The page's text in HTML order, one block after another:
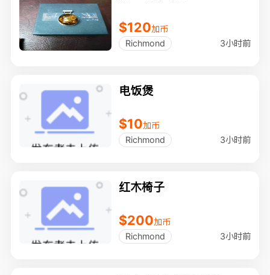
$120加币
Richmond
3小时前
电饭煲
$10加币
Richmond
3小时前
红木椅子
$200加币
Richmond
3小时前